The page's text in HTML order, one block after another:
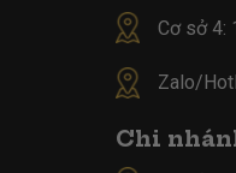
Cơ sở 4:
Zalo/
Chi